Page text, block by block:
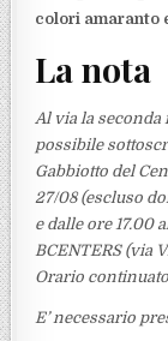
colori amaranto
La nota
Al via la seconda
possibile
Gabbiotto del
27/08 (escluso
e dalle ore 17.00
BCENTERS (via
Orario
E’ necessario